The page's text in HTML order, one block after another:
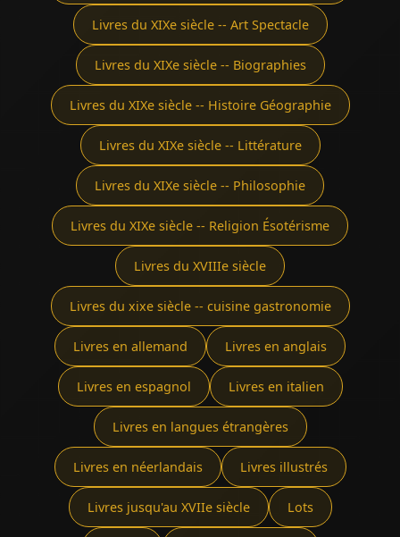
Livres du XIXe siècle -- Art Spectacle
Livres du XIXe siècle -- Biographies
Livres du XIXe siècle -- Histoire Géographie
Livres du XIXe siècle -- Littérature
Livres du XIXe siècle -- Philosophie
Livres du XIXe siècle -- Religion Ésotérisme
Livres du XVIIIe siècle
Livres du xixe siècle -- cuisine gastronomie
Livres en allemand Livres en anglais
Livres en espagnol Livres en italien
Livres en langues étrangères
Livres en néerlandais Livres illustrés
Livres jusqu'au XVIIe siècle Lots